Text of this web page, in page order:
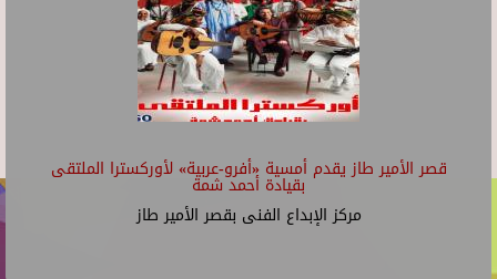
قصر الأمير طاز يقدم أمسية «أفرو-عربية» لأوركسترا الملتقى
بقيادة أحمد شمة
مركز الإبداع الفنى بقصر الأمير طاز